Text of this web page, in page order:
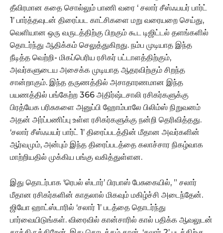
தீவிரமான கதை சொல்லும் பாணி வரை ‘ சலார் சீஸ்ஃபயர் பார்ட்
1’ பார்த்தவுடன் திரைப்பட காட்சிகளை மறு வரையறை செய்து,
வெளியான ஒரு வருடத்திற்கு பிறகும் கூட டிஜிட்டல் தளங்களில்
தொடர்ந்து ஆதிக்கம் செலுத்துகிறது. நம்ப முடியாத இந்த
நீடித்த வெற்றி- மிகப்பெரிய ரசிகர் பட்டாளத்திற்கும்,
அவர்களுடைய அசைக்க முடியாத ஆதரவிற்கும் சிறந்த
சான்றாகும். இந்த தருணத்தில் அசாதாரணமான இந்த
பயணத்தில் பங்கேற்ற 366 அதிர்ஷ்டசாலி ரசிகர்களுக்கு
பிரத்யேக பரிசுகளை அனுப்பி ஹோம்பாலே பிலிம்ஸ் நிறுவனம்
அதன் அர்ப்பணிப்பு உள்ள ரசிகர்களுக்கு நன்றி தெரிவித்தது.
‘சலார் சீஸ்ஃபயர் பார்ட் 1’ திரைப்படத்தின் மீதான அவர்களின்
ஆர்வமும், அன்பும் இந்த திரைப்படத்தை கலாச்சார நிகழ்வாக
மாற்றியதில் முக்கிய பங்கு வகித்துள்ளன.
இது தொடர்பாக ‘ரெபல் ஸ்டார்’ பிரபாஸ் பேசுகையில், ” சலார்
மீதான ரசிகர்களின் காதலால் மிகவும் மகிழ்ச்சி அடைந்தேன்.
ஜியோ ஹாட்ஸ்டாரில் ‘சலார் 1’ படத்தை தொடர்ந்து
பார்வையிடுங்கள். விரைவில் கான்சாரில் கால் பதிக்க ஆவலுடன்